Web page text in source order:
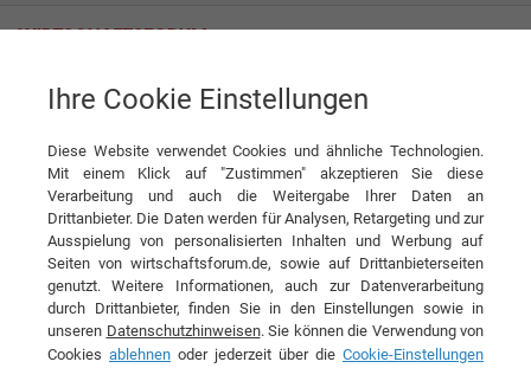
Novum Hospitality GmbH
KONTAKT
Ihre Cookie Einstellungen
Diese Website verwendet Cookies und ähnliche Technologien.
Mit einem Klick auf "Zustimmen" akzeptieren Sie diese
Verarbeitung und auch die Weitergabe Ihrer Daten an
Drittanbieter. Die Daten werden für Analysen, Retargeting und zur
Ausspielung von personalisierten Inhalten und Werbung auf
Seiten von wirtschaftsforum.de, sowie auf Drittanbieterseiten
genutzt. Weitere Informationen, auch zur Datenverarbeitung
durch Drittanbieter, finden Sie in den Einstellungen sowie in
unseren Datenschutzhinweisen. Sie können die Verwendung von
Cookies ablehnen oder jederzeit über die Cookie-Einstellungen